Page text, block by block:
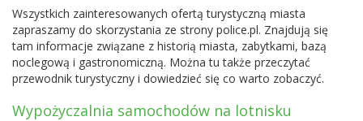
Wszystkich zainteresowanych ofertą turystyczną miasta
zapraszamy do skorzystania ze strony police.pl. Znajdują się
tam informacje związane z historią miasta, zabytkami, bazą
noclegową i gastronomiczną. Można tu także przeczytać
przewodnik turystyczny i dowiedzieć się co warto zobaczyć.
Wypożyczalnia samochodów na lotnisku